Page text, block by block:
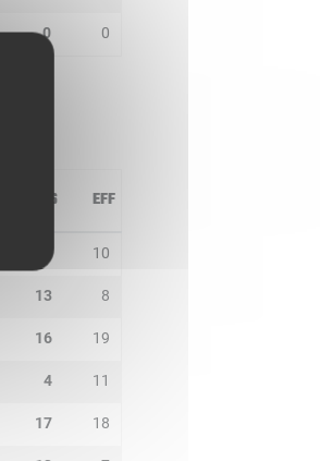
0 0
PTS EFF
10
13 8
16 19
4 11
17 18